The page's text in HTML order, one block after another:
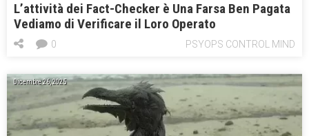
L’attività dei Fact-Checker è Una Farsa Ben Pagata
Vediamo di Verificare il Loro Operato
PSYOPS CONTROL MIND
0
Dicembre 26, 2025